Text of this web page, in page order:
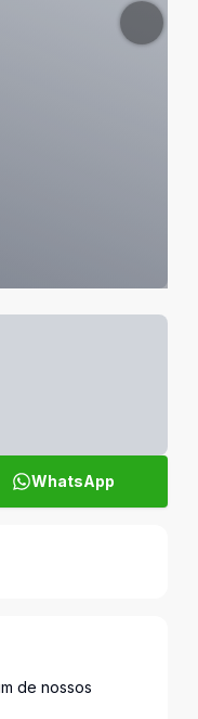
WhatsApp
de nossos